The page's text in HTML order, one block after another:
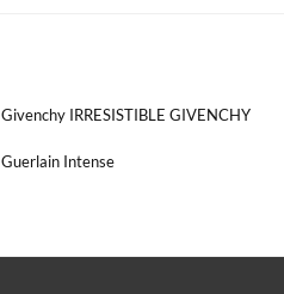
Givenchy IRRESISTIBLE GIVENCHY
Guerlain Intense